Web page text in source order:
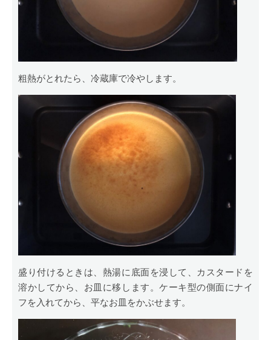
粗熱がとれたら、冷蔵庫で冷やします。
盛り付けるときは、熱湯に底面を浸して、カスタードを
溶かしてから、お皿に移します。ケーキ型の側面にナイ
フを入れてから、平なお皿をかぶせます。